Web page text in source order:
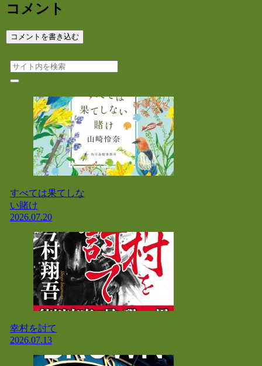
コメント
コメントを書き込む
すべては果てしな
い賭け
2026.07.20
幸村を討て
2026.07.13